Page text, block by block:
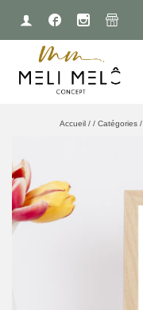
Accueil / / Catégories /